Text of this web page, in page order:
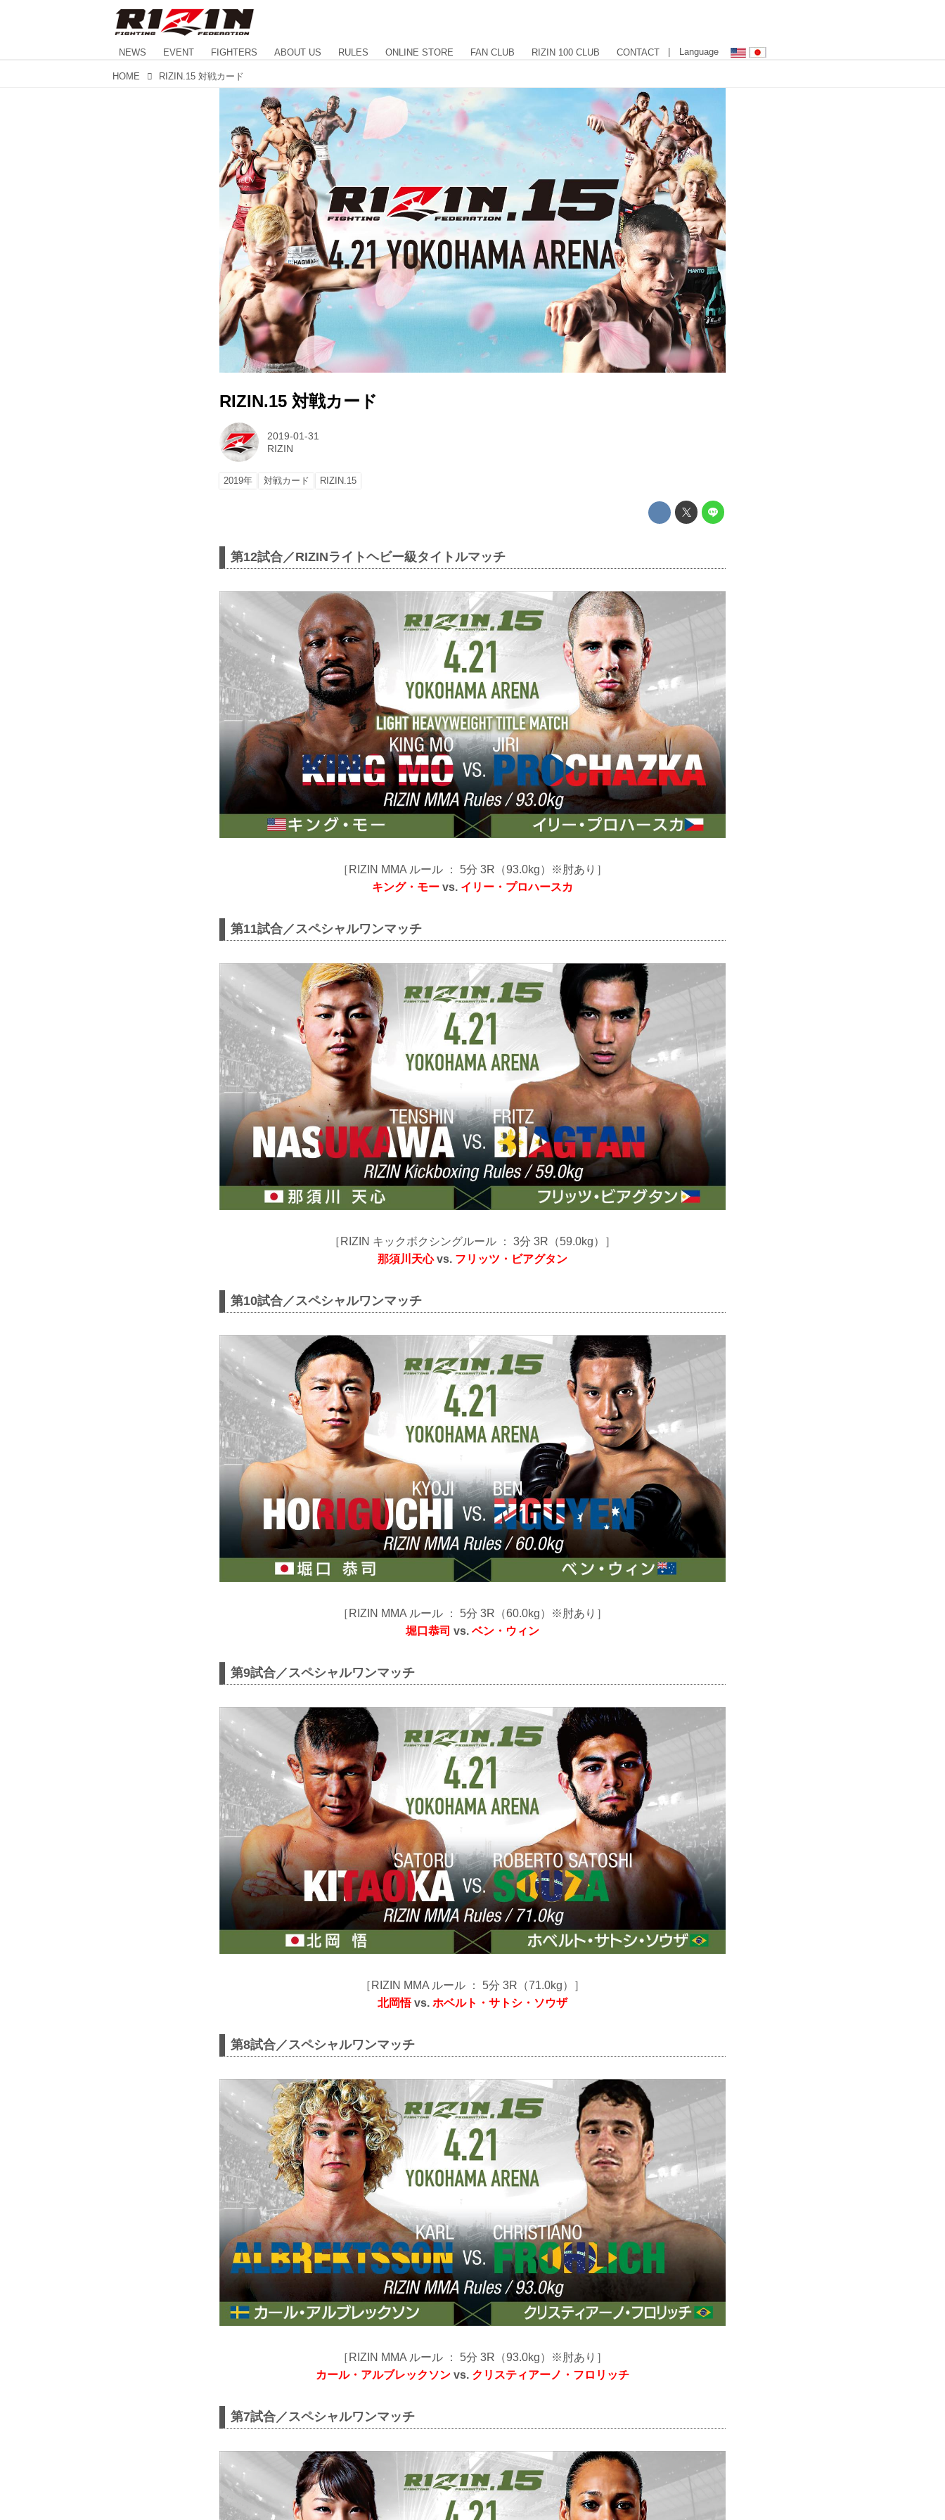
NEWS EVENT FIGHTERS ABOUT US RULES ONLINE STORE FAN CLUB RIZIN 100 CLUB CONTACT | Language
HOME RIZIN.15 対戦カード
RIZIN.15 対戦カード
2019-01-31
RIZIN
2019年 対戦カード RIZIN.15
第12試合／RIZINライトヘビー級タイトルマッチ
［RIZIN MMA ルール ： 5分 3R（93.0kg）※肘あり］
キング・モー vs. イリー・プロハースカ
第11試合／スペシャルワンマッチ
［RIZIN キックボクシングルール ： 3分 3R（59.0kg）］
那須川天心vs. フリッツ・ビアグタン
第10試合／スペシャルワンマッチ
［RIZIN MMA ルール ： 5分 3R（60.0kg）※肘あり］
堀口恭司 vs. ベン・ウィン
第9試合／スペシャルワンマッチ
［RIZIN MMA ルール ： 5分 3R（71.0kg）］
北岡悟vs. ホベルト・サトシ・ソウザ
第8試合／スペシャルワンマッチ
［RIZIN MMA ルール ： 5分 3R（93.0kg）※肘あり］
カール・アルブレックソン vs. クリスティアーノ・フロリッチ
第7試合／スペシャルワンマッチ